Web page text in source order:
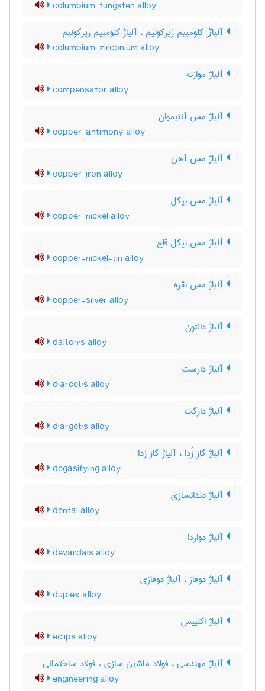
columbium-tungsten alloy
آلیاڑ کلومبیم زیرکونیم ، آلیاژ کلومبیم زیرکونیم
columbium-zirconium alloy
آلیاژ موازنه
compensator alloy
آلیاژ مس آنتیموان
copper-antimony alloy
آلیاژ مس آهن
copper-iron alloy
آلیاژ مس نیکل
copper-nickel alloy
آلیاژ مس نیکل قلع
copper-nickel-tin alloy
آلیاژ مس نقره
copper-silver alloy
آلیاژ دالتون
dalton's alloy
آلیاژ دارست
d'arcet's alloy
آلیاژ دارگت
d'arget's alloy
آلیاژ گاز زُدا ، آلیاژ گاز زدا
degasifying alloy
آلیاژ دندانسازی
dental alloy
آلیاژ دواردا
devarda's alloy
آلیاژ دوفاز ، آلیاژ دوفازی
duplex alloy
آلیاژ اکلیپس
eclips alloy
آلیاژ مهندسی ، فولاد ماشین سازی ، فولاد ساختمانی
engineering alloy